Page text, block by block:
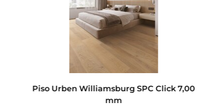
Piso Urben Williamsburg SPC Click 7,00
mm